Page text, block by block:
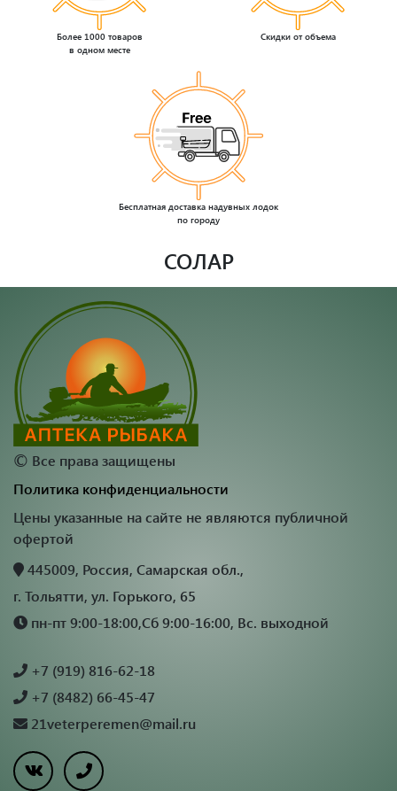
Более 1000 товаров
в одном месте
Скидки от объема
Бесплатная доставка надувных лодок
по городу
СОЛАР
© Все права защищены
Политика конфиденциальности
Цены указанные на сайте не являются публичной
офертой
445009, Россия, Самарская обл.,
г. Тольятти, ул. Горького, 65
пн-пт 9:00-18:00,Сб 9:00-16:00, Вс. выходной
+7 (919) 816-62-18
+7 (8482) 66-45-47
21veterperemen@mail.ru